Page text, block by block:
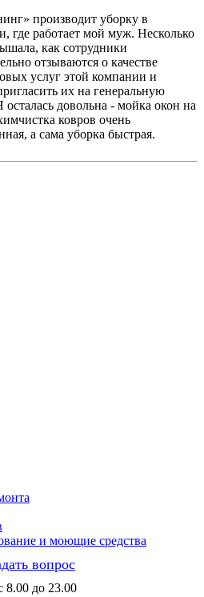
производит уборку в
где работает мой муж. Несколько
как сотрудники
отзываются о качестве
услуг этой компании и
их на генеральную
осталась довольна - мойка окон на
ковров очень
а сама уборка быстрая.
и моющие средства
вопрос
8.00 до 23.00